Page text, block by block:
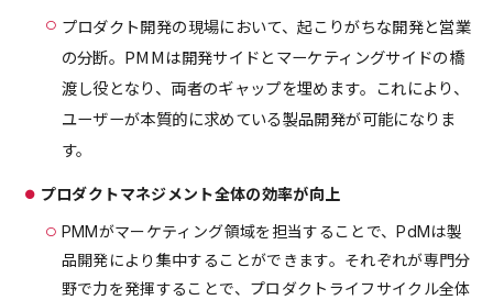
プロダクト開発の現場において、起こりがちな開発と営業
の分断。PMMは開発サイドとマーケティングサイドの橋
渡し役となり、両者のギャップを埋めます。これにより、
ユーザーが本質的に求めている製品開発が可能になりま
す。
プロダクトマネジメント全体の効率が向上
PMMがマーケティング領域を担当することで、PdMは製
品開発により集中することができます。それぞれが専門分
野で力を発揮することで、プロダクトライフサイクル全体